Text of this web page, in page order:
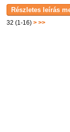
32 (1-16)> >>